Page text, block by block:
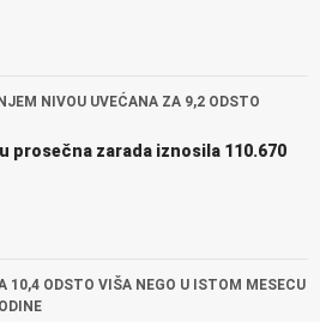
NIVOU UVEĆANA ZA 9,2 ODSTO
prosečna zarada iznosila 110.670
10,4 ODSTO VIŠA NEGO U ISTOM MESECU